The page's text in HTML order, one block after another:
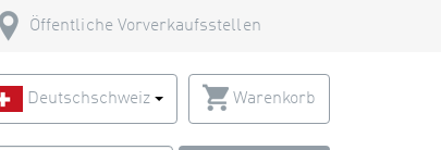
Öffentliche Vorverkaufsstellen
Deutschschweiz Warenkorb